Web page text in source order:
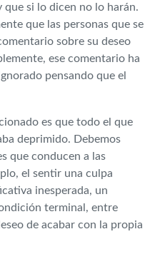
si lo dicen no lo harán.
que las personas que se
sobre su deseo
ese comentario ha
pensando que el
es que todo el que
deprimido. Debemos
que conducen a las
el sentir una culpa
inesperada, un
terminal, entre
de acabar con la propia